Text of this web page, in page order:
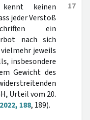
17
keinen
jeder Verstoß
ein
nach sich
jeweils
insbesondere
Gewicht des
Urteil vom 20.
188, 189).